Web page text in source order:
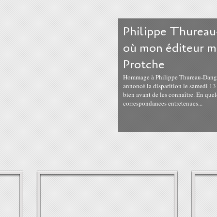
Philippe
où mon éditeur
Protche
Hommage à Philippe Thureau-
annoncé la disparition le samedi 13
bien avant de les connaître. En
correspondances entretenues...